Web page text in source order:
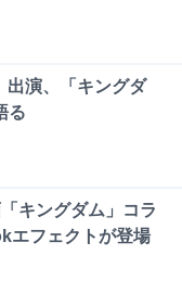
出演、「キングダ
る
キングダム」コラ
エフェクトが登場